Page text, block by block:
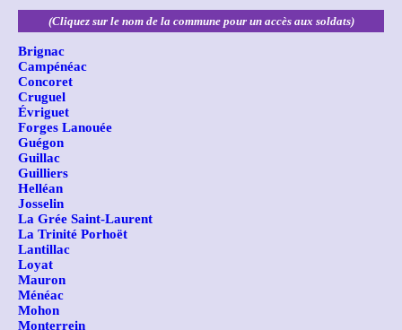
(Cliquez sur le nom de la commune pour un accès aux soldats)
Brignac
Campénéac
Concoret
Cruguel
Évriguet
Forges Lanouée
Guégon
Guillac
Guilliers
Helléan
Josselin
La Grée Saint-Laurent
La Trinité Porhoët
Lantillac
Loyat
Mauron
Ménéac
Mohon
Monterrein